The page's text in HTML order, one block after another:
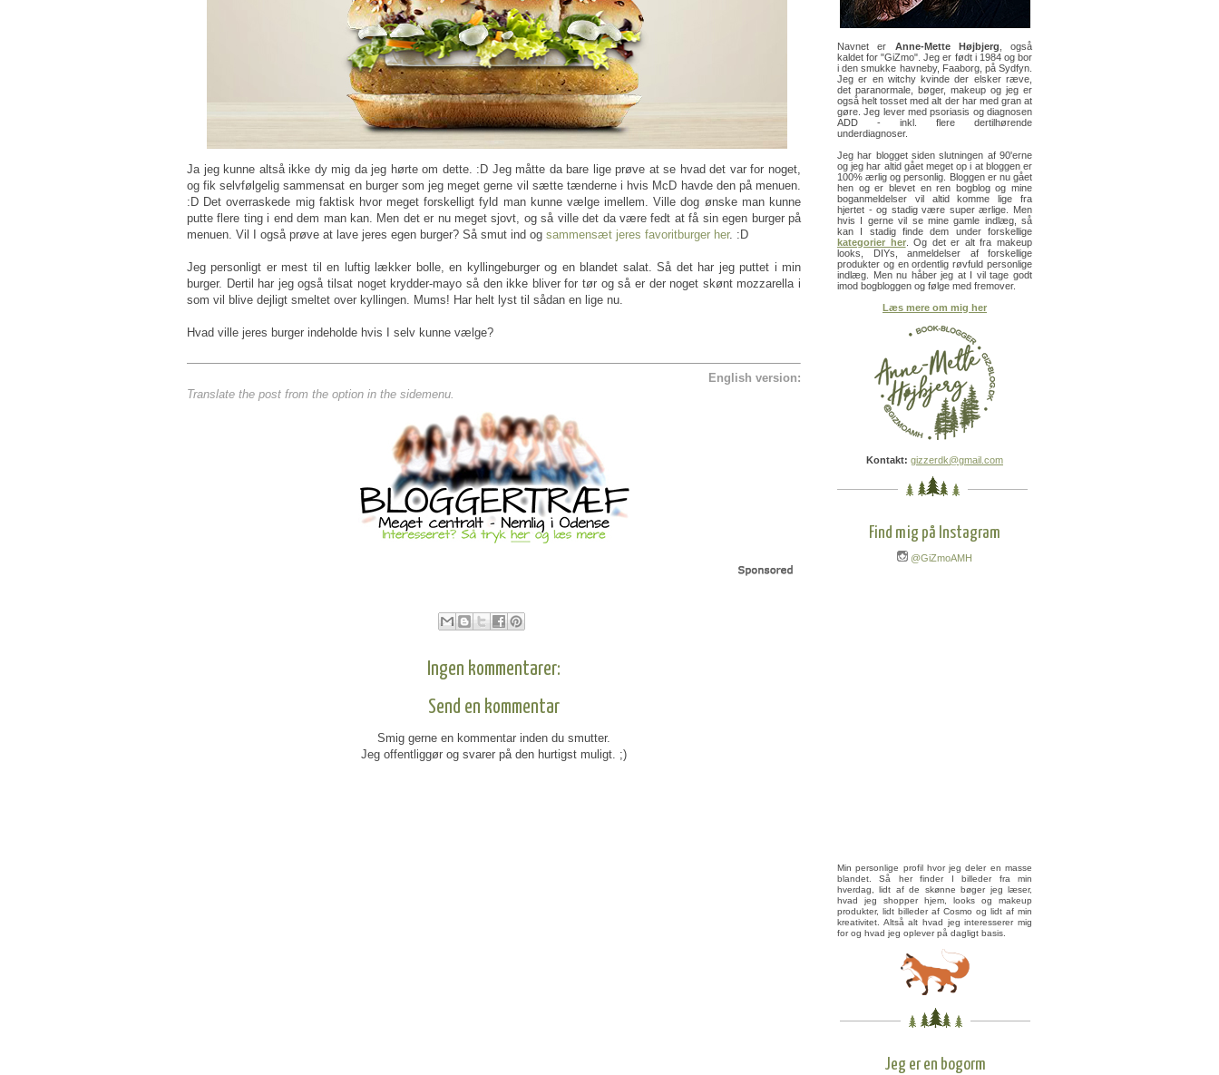
Ja jeg kunne altså ikke dy mig da jeg hørte om dette. :D Jeg måtte da bare lige prøve at se hvad det var for noget,
og fik selvfølgelig sammensat en burger som jeg meget gerne vil sætte tænderne i hvis McD havde den på menuen.
:D Det overraskede mig faktisk hvor meget forskelligt fyld man kunne vælge imellem. Ville dog ønske man kunne
putte flere ting i end dem man kan. Men det er nu meget sjovt, og så ville det da være fedt at få sin egen burger på
menuen. Vil I også prøve at lave jeres egen burger? Så smut ind og sammensæt jeres favoritburger her. :D
Jeg personligt er mest til en luftig lækker bolle, en kyllingeburger og en blandet salat. Så det har jeg puttet i min
burger. Dertil har jeg også tilsat noget krydder-mayo så den ikke bliver for tør og så er der noget skønt mozzarella i
som vil blive dejligt smeltet over kyllingen. Mums! Har helt lyst til sådan en lige nu.
Hvad ville jeres burger indeholde hvis I selv kunne vælge?
English version:
Translate the post from the option in the sidemenu.
Ingen kommentarer:
Send en kommentar
Smig gerne en kommentar inden du smutter.
Jeg offentliggør og svarer på den hurtigst muligt. ;)
Navnet er Anne-Mette Højbjerg , også
kaldet for "GiZmo". Jeg er født i 1984 og bor
i den smukke havneby, Faaborg, på Sydfyn.
Jeg er en witchy kvinde der elsker ræve,
det paranormale, bøger, makeup og jeg er
også helt tosset med alt der har med gran at
gøre. Jeg lever med psoriasis og diagnosen
ADD - inkl. flere dertilhørende
underdiagnoser.
Jeg har blogget siden slutningen af 90'erne
og jeg har altid gået meget op i at bloggen er
100% ærlig og personlig. Bloggen er nu gået
hen og er blevet en ren bogblog og mine
boganmeldelser vil altid komme lige fra
hjertet - og stadig være super ærlige. Men
hvis I gerne vil se mine gamle indlæg, så
kan I stadig finde dem under forskellige
kategorier her. Og det er alt fra makeup
looks, DIYs, anmeldelser af forskellige
produkter og en ordentlig røvfuld personlige
indlæg. Men nu håber jeg at I vil tage godt
imod bogbloggen og følge med fremover.
Læs mere om mig her
Kontakt: gizzerdk@gmail.com
Find mig på Instagram
@GiZmoAMH
Min personlige profil hvor jeg deler en masse
blandet. Så her finder I billeder fra min
hverdag, lidt af de skønne bøger jeg læser,
hvad jeg shopper hjem, looks og makeup
produkter, lidt billeder af Cosmo og lidt af min
kreativitet. Altså alt hvad jeg interesserer mig
for og hvad jeg oplever på dagligt basis.
Jeg er en bogorm